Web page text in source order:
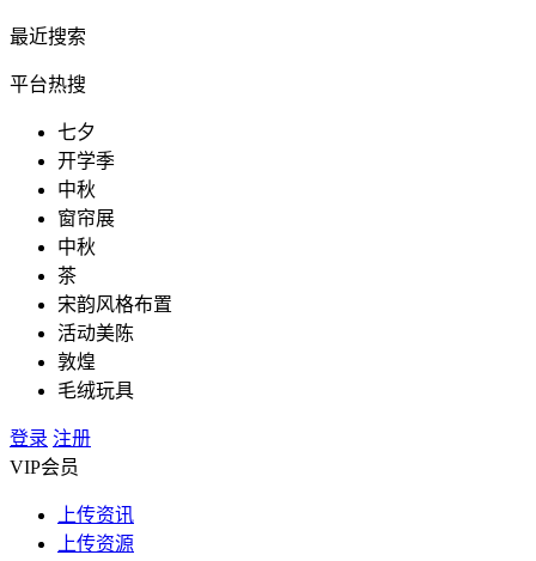
最近搜索
平台热搜
七夕
开学季
中秋
窗帘展
中秋
茶
宋韵风格布置
活动美陈
敦煌
毛绒玩具
登录 注册
VIP会员
上传资讯
上传资源